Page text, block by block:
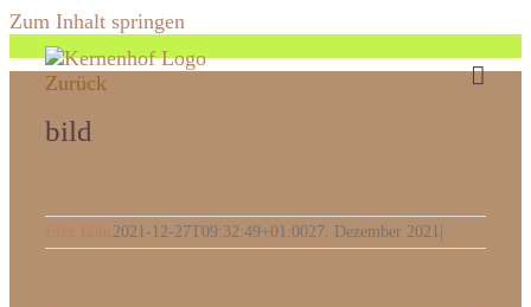
Zum Inhalt springen
Zurück
bild
2021-12-27T09:32:49+01:0027. Dezember 2021